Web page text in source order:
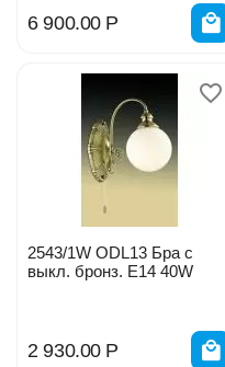
6 900.00 Р
2543/1W ODL13 Бра с
выкл. бронз. Е14 40W
2 930.00 Р